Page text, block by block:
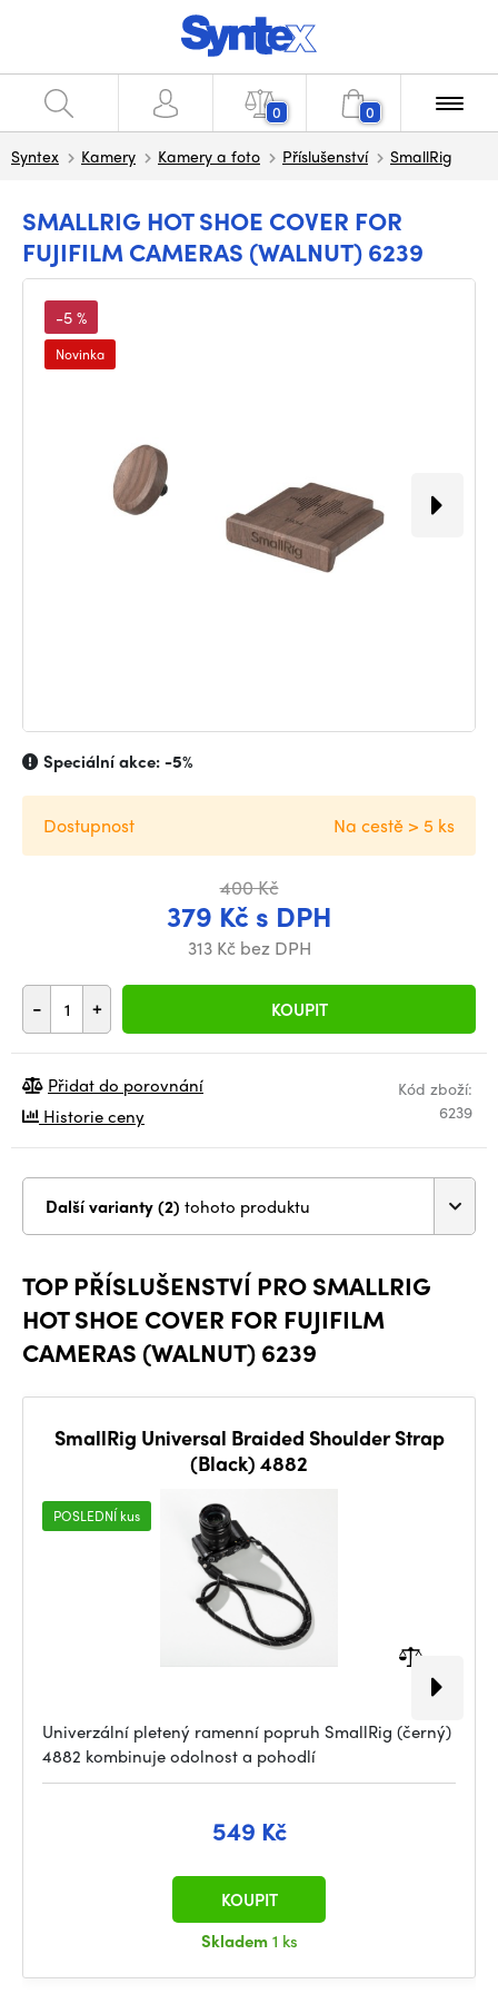
0 0
Syntex Kamery Kamery a foto Příslušenství SmallRig
SMALLRIG HOT SHOE COVER FOR
FUJIFILM CAMERAS (WALNUT) 6239
-5 %
Novinka
Speciální akce:-5%
400 Kč
379 Kč s DPH
313 Kč bez DPH
- + KOUPIT
Dostupnost Na cestě > 5 ks
Kód zboží:
6239
Přidat do porovnání
Historie ceny
Další varianty (2) tohoto produktu
TOP PŘÍSLUŠENSTVÍ PRO SMALLRIG
HOT SHOE COVER FOR FUJIFILM
CAMERAS (WALNUT) 6239
SmallRig Universal Braided Shoulder Strap
(Black) 4882
POSLEDNÍ kus
Univerzální pletený ramenní popruh SmallRig (černý)
4882 kombinuje odolnost a pohodlí
549 Kč
Skladem1 ks
KOUPIT